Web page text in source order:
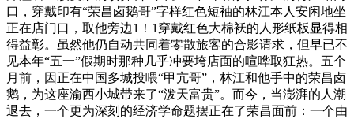
口，穿戴印有“荣昌卤鹅哥”字样红色短袖的林江本人安闲地坐
正在店门口，取他旁边1！1穿戴红色大棉袄的人形纸板显得相
得益彰。虽然他仍自动共同着零散旅客的合影请求，但早已不
见本年“五一”假期时那种几乎冲要垮店面的喧哗取狂热。五个
月前，因正在中国多城投喂“甲亢哥”，林江和他手中的荣昌卤
鹅，为这座渝西小城带来了“泼天富贵”。而今，当澎湃的人潮
退去，一个更为深刻的经济学命题摆正在了荣昌面前：一个由